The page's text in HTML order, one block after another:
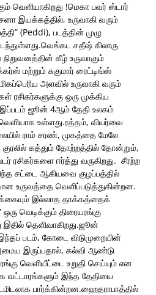
வெளியாகிறது !மெகா பவர் ஸ்டார்
சனா இயக்கத்தில், உருவாகி வரும்
(Peddi), படத்தின் முழு
சதீஷ் கிலாரு
நிறுவனத்தின் கீழ் உருவாகும்
மற்றும் சுகுமார் ரைட்டிங்ஸ்
அளவில் உருவாகி வரும்
ரசிகர்களுக்கு ஒரு முக்கிய
ஜூன் 4ஆம் தேதி உலகம்
வெளியாக உள்ளது.ரத்தம், வியர்வை
ராம் சரண், முகத்தை மேலே
கத்தும் தோற்றத்தில் தோன்றும்,
ரசிகர்களை ஈர்த்து வருகிறது. சீரற்ற
சட்டை ஆகியவை குழப்பத்தில்
உருவத்தை வெளிப்படுத்துகின்றன.
இல்லாத தாக்கத்தைக்
ஒரு வெடிக்கும் திரையரங்கு
இதில் தெளிவாகிறது.ஜூன்
படம், கோடை விடுமுறையின்
இருப்பதால், கல்வி ஆண்டு
வெளியீட்டை உறுதி செய்யும் என
வட்டாரங்களும் இந்த தேதியை
பார்க்கின்றன.ஹைதராபாத்தில்